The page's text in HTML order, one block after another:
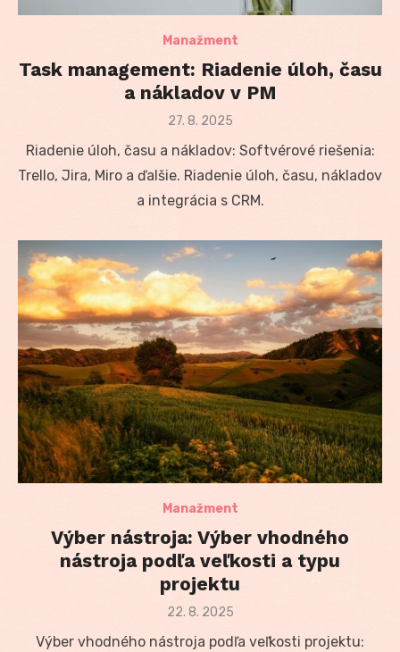
Manažment
Task management: Riadenie úloh, času
a nákladov v PM
Posted
27. 8. 2025
Riadenie úloh, času a nákladov: Softvérové riešenia:
Trello, Jira, Miro a ďalšie. Riadenie úloh, času, nákladov
a integrácia s CRM.
Manažment
Výber nástroja: Výber vhodného
nástroja podľa veľkosti a typu
projektu
Posted
22. 8. 2025
Výber vhodného nástroja podľa veľkosti projektu: